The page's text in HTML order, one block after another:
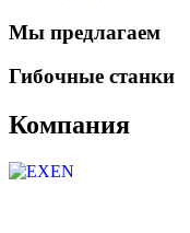
Мы предлагаем
Гибочные станки
Компания